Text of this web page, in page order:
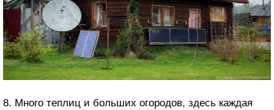
8. Много теплиц и больших огородов, здесь каждая